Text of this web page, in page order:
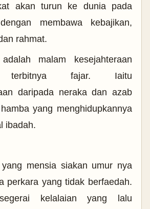
akan turun ke dunia pada
membawa kebajikan,
rahmat.
malam kesejahteraan
terbitnya fajar. Iaitu
daripada neraka dan azab
yang menghidupkannya
ibadah.
mensia siakan umur nya
perkara yang tidak berfaedah.
kelalaian yang lalu